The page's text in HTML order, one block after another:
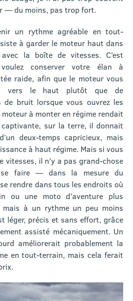
— du moins, pas trop fort.
un rythme agréable en tout-
à garder le moteur haut dans
la boîte de vitesses. C’est
conserver votre élan à
raide, afin que le moteur vous
vers le haut plutôt que de
de bruit lorsque vous ouvrez les
à monter en régime rendait
sur la terre, il donnait
deux-temps capricieux, mais
à haut régime. Mais si vous
vitesses, il n’y a pas grand-chose
faire — dans la mesure du
rendre dans tous les endroits où
ou une moto d’aventure plus
mais à un rythme un peu moins
léger, précis et sans effort, grâce
assisté mécaniquement. Un
améliorerait probablement la
en tout-terrain, mais cela ferait